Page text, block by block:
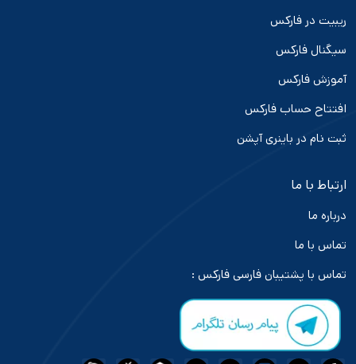
ریبیت در فارکس
سیگنال فارکس
آموزش فارکس
افتتاح حساب فارکس
ثبت نام در باینری آپشن
ارتباط با ما
درباره ما
تماس با ما
تماس با پشتیبان فارسی فارکس :